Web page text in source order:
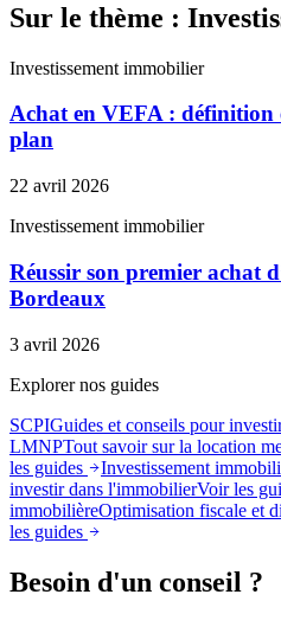
Sur le thème :
Investissement immobilier
Achat en VEFA : définition
plan
22 avril 2026
Investissement immobilier
Réussir son premier achat
Bordeaux
3 avril 2026
Explorer nos guides
SCPIGuides et conseils pour
LMNPTout savoir sur la location
les guides
Investissement
investir dans l'immobilierVoir les
immobilièreOptimisation fiscale et
les guides
Besoin d'un conseil ?